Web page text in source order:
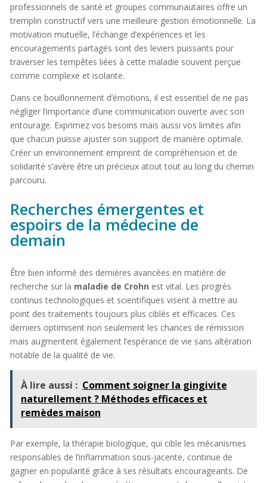
professionnels de santé et groupes communautaires offre un
tremplin constructif vers une meilleure gestion émotionnelle. La
motivation mutuelle, l’échange d’expériences et les
encouragements partagés sont des leviers puissants pour
traverser les tempêtes liées à cette maladie souvent perçue
comme complexe et isolante.
Dans ce bouillonnement d’émotions, il est essentiel de ne pas
négliger l’importance d’une communication ouverte avec son
entourage. Exprimez vos besoins mais aussi vos limites afin
que chacun puisse ajuster son support de manière optimale.
Créer un environnement empreint de compréhension et de
solidarité s’avère être un précieux atout tout au long du chemin
parcouru.
Recherches émergentes et
espoirs de la médecine de
demain
Être bien informé des dernières avancées en matière de
recherche sur la maladie de Crohn est vital. Les progrès
continus technologiques et scientifiques visent à mettre au
point des traitements toujours plus ciblés et efficaces. Ces
derniers optimisent non seulement les chances de rémission
mais augmentent également l’espérance de vie sans altération
notable de la qualité de vie.
À lire aussi : Comment soigner la gingivite
naturellement ? Méthodes efficaces et
remèdes maison
Par exemple, la thérapie biologique, qui cible les mécanismes
responsables de l’inflammation sous-jacente, continue de
gagner en popularité grâce à ses résultats encourageants. De